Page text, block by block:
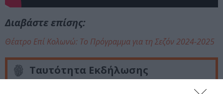
Διαβάστε επίσης:
Θέατρο Επί Κολωνώ: Το Πρόγραμμα για τη Σεζόν 2024-2025
Ταυτότητα Εκδήλωσης